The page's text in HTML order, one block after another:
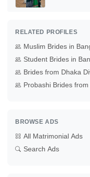
RELATED PROFILES
Muslim Brides in
Student Brides in
Brides from Dhaka
Probashi Brides
BROWSE ADS
All Matrimonial Ads
Search Ads